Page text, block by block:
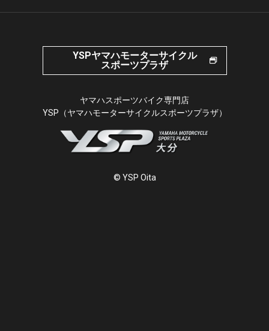
YSPヤマハモーターサイクル
スポーツプラザ
ヤマハスポーツバイク専門店
YSP（ヤマハモーターサイクルスポーツプラザ）
© YSP Oita